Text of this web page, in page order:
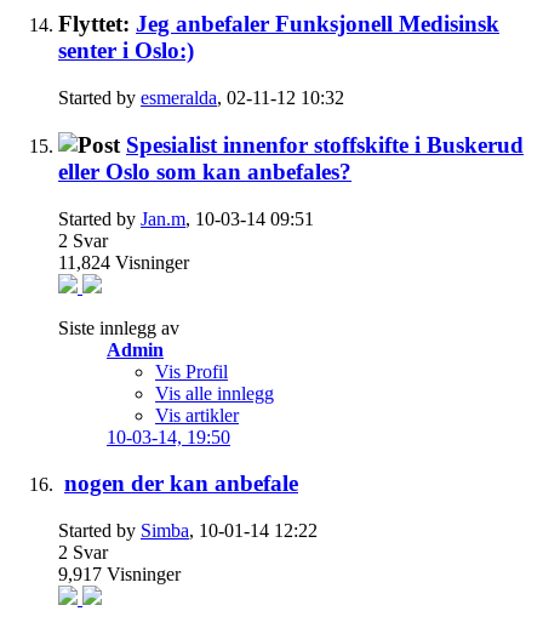
Flyttet: Jeg anbefaler Funksjonell Medisinsk
senter i Oslo:)
Started by esmeralda, 02-11-12 10:32
Spesialist innenfor stoffskifte i Buskerud
eller Oslo som kan anbefales?
Started by Jan.m, 10-03-14 09:51
2 Svar
11,824 Visninger
Siste innlegg av
Admin
Vis Profil
Vis alle innlegg
Vis artikler
10-03-14, 19:50
nogen der kan anbefale
Started by Simba, 10-01-14 12:22
2 Svar
9,917 Visninger